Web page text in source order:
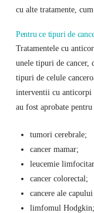
cu alte tratamente,
Pentru ce tipuri de
Tratamentele cu
unele tipuri de cancer,
tipuri de celule
interventii cu anticorpi
au fost aprobate
tumori cerebrale;
cancer mamar;
leucemie
cancer colorectal;
cancere ale
limfomul Hodgkin;